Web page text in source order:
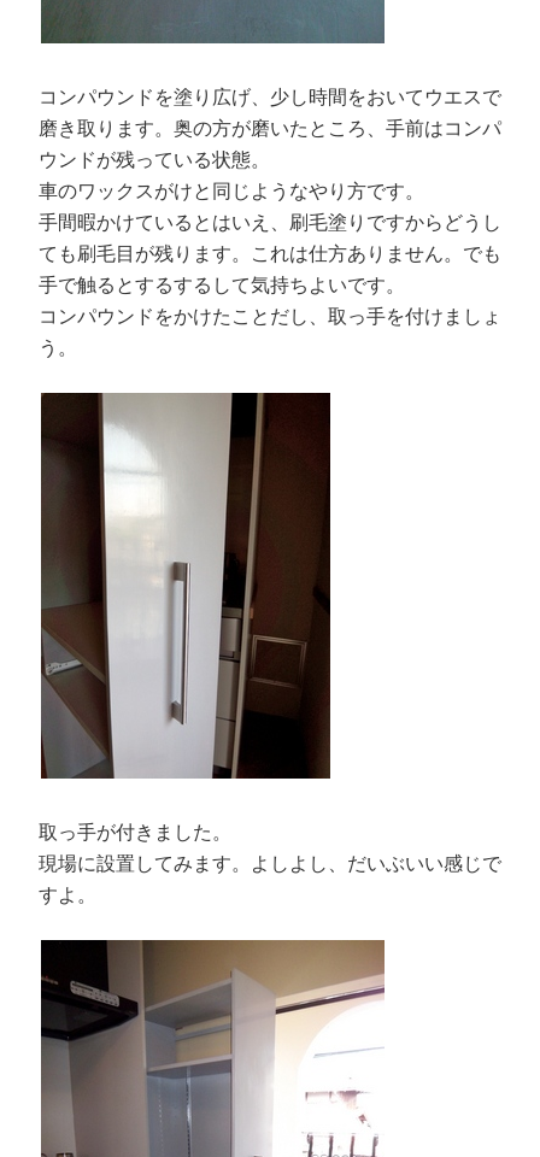
コンパウンドを塗り広げ、少し時間をおいてウエスで
磨き取ります。奥の方が磨いたところ、手前はコンパ
ウンドが残っている状態。
車のワックスがけと同じようなやり方です。
手間暇かけているとはいえ、刷毛塗りですからどうし
ても刷毛目が残ります。これは仕方ありません。でも
手で触るとするするして気持ちよいです。
コンパウンドをかけたことだし、取っ手を付けましょ
う。
取っ手が付きました。
現場に設置してみます。よしよし、だいぶいい感じで
すよ。